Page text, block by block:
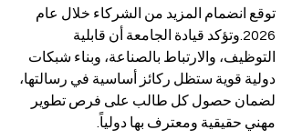
توقع انضمام المزيد من الشركاء خلال عام
2026.وتؤكد قيادة الجامعة أن قابلية
التوظيف، والارتباط بالصناعة، وبناء شبكات
دولية قوية ستظل ركائز أساسية في رسالتها،
لضمان حصول كل طالب على فرص تطوير
مهني حقيقية ومعترف بها دولياً.